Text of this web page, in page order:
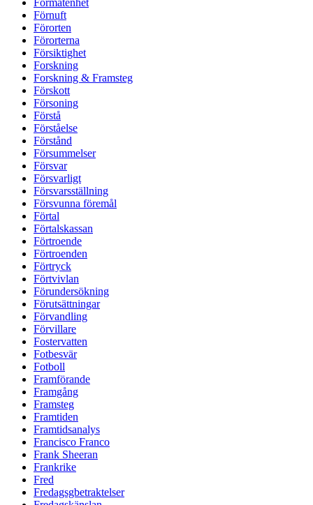
Förnuft
Förorten
Förorterna
Försiktighet
Forskning
Forskning & Framsteg
Förskott
Försoning
Förstå
Förståelse
Förstånd
Försummelser
Försvar
Försvarligt
Försvarsställning
Försvunna föremål
Förtal
Förtalskassan
Förtroende
Förtroenden
Förtryck
Förtvivlan
Förundersökning
Förutsättningar
Förvandling
Förvillare
Fostervatten
Fotbesvär
Fotboll
Framförande
Framgång
Framsteg
Framtiden
Framtidsanalys
Francisco Franco
Frank Sheeran
Frankrike
Fred
Fredagsgbetraktelser